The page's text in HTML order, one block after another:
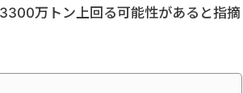
万トン上回る可能性があると指摘